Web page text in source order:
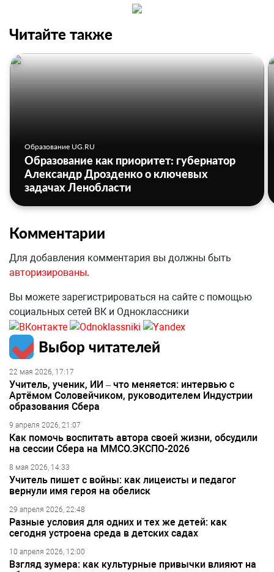
Читайте также
Образование UG.RU
Образование как приоритет: губернатор
Александр Дрозденко о ключевых
задачах Ленобласти
Комментарии
Для добавления комментария вы должны быть
авторизированы.
Вы можете зарегистрироваться на сайте с помощью
социальных сетей ВК и Одноклассники
Выбор читателей
22 мая 2026, 17:17
Учитель, ученик, ИИ – что меняется: интервью с
Артёмом Соловейчиком, руководителем Индустрии
образования Сбера
9 апреля 2026, 21:07
Как помочь воспитать автора своей жизни, обсудили
на сессии Сбера на ММСО.ЭКСПО-2026
8 мая 2026, 14:33
Учитель пишет с войны: как лицеисты и педагог
вернули имя героя на обелиск
29 апреля 2026, 22:48
Разные условия для одних и тех же детей: как
сегодня устроена среда в детских садах
10 апреля 2026, 12:00
Взгляд зумера: как культурные привычки влияют на